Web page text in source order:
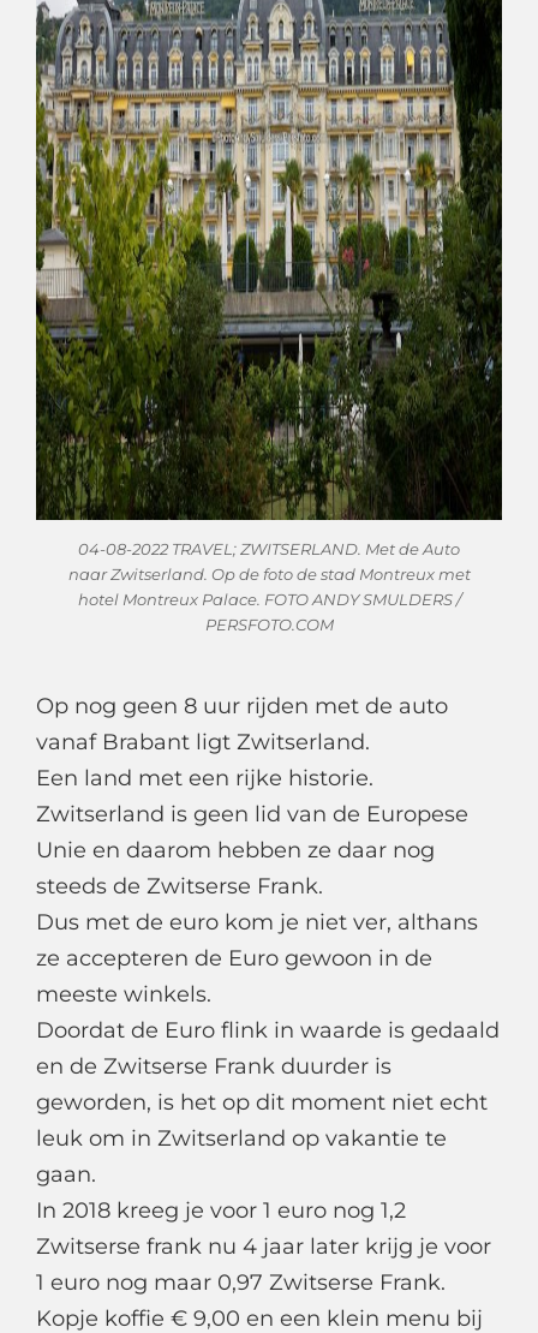
04-08-2022 TRAVEL; ZWITSERLAND. Met de Auto
naar Zwitserland. Op de foto de stad Montreux met
hotel Montreux Palace. FOTO ANDY SMULDERS /
PERSFOTO.COM
Op nog geen 8 uur rijden met de auto
vanaf Brabant ligt Zwitserland.
Een land met een rijke historie.
Zwitserland is geen lid van de Europese
Unie en daarom hebben ze daar nog
steeds de Zwitserse Frank.
Dus met de euro kom je niet ver, althans
ze accepteren de Euro gewoon in de
meeste winkels.
Doordat de Euro flink in waarde is gedaald
en de Zwitserse Frank duurder is
geworden, is het op dit moment niet echt
leuk om in Zwitserland op vakantie te
gaan.
In 2018 kreeg je voor 1 euro nog 1,2
Zwitserse frank nu 4 jaar later krijg je voor
1 euro nog maar 0,97 Zwitserse Frank.
Kopje koffie € 9,00 en een klein menu bij